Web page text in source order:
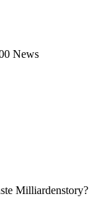
News
Milliardenstory?